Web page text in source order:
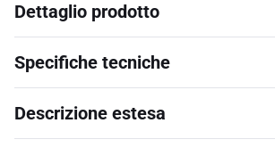
Dettaglio prodotto
Specifiche tecniche
Descrizione estesa